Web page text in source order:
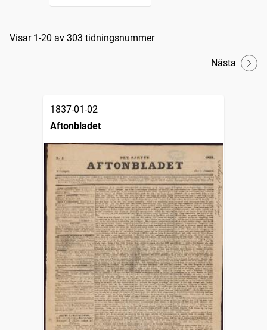
Sökresultat
Visar 1-20 av 303 tidningsnummer
Nästa
1837-01-02
Aftonbladet